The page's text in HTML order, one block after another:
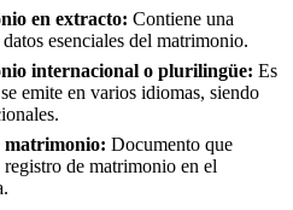
en extracto: Contiene una
esenciales del matrimonio.
internacional o plurilingüe: Es
emite en varios idiomas, siendo
matrimonio: Documento que
de matrimonio en el
.